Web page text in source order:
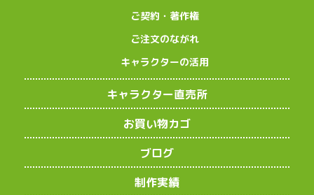
ご契約・著作権
ご注文のながれ
キャラクターの活用
キャラクター直売所
お買い物カゴ
ブログ
制作実績